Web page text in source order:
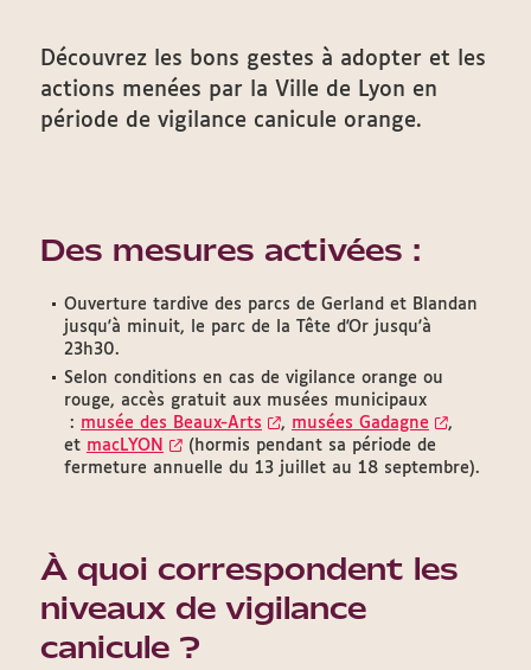
Découvrez les bons gestes à adopter et les
actions menées par la Ville de Lyon en
période de vigilance canicule orange.
Des mesures activées :
Ouverture tardive des parcs de Gerland et Blandan
jusqu'à minuit, le parc de la Tête d'Or jusqu'à
23h30.
Selon conditions en cas de vigilance orange ou
rouge, accès gratuit aux musées municipaux
: musée des Beaux-Arts , musées Gadagne
,
et macLYON
(hormis pendant sa période de
fermeture annuelle du 13 juillet au 18 septembre).
À quoi correspondent les
niveaux de vigilance
canicule ?